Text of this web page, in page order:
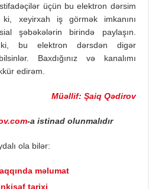
üçün bu elektron dərsim
xeyirxah iş görmək imkanını
şəbəkələrin birində paylaşın.
bu elektron dərsdən digər
Baxdığınız və kanalımı
edirəm.
Müəllif: Şaiq Qədirov
-a istinad olunmalıdır
ola bilər:
məlumat
tarixi